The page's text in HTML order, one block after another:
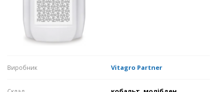
Виробник Vitagro Partner